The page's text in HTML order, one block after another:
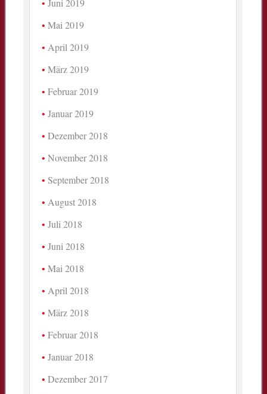
Juni 2019
Mai 2019
April 2019
März 2019
Februar 2019
Januar 2019
Dezember 2018
November 2018
September 2018
August 2018
Juli 2018
Juni 2018
Mai 2018
April 2018
März 2018
Februar 2018
Januar 2018
Dezember 2017